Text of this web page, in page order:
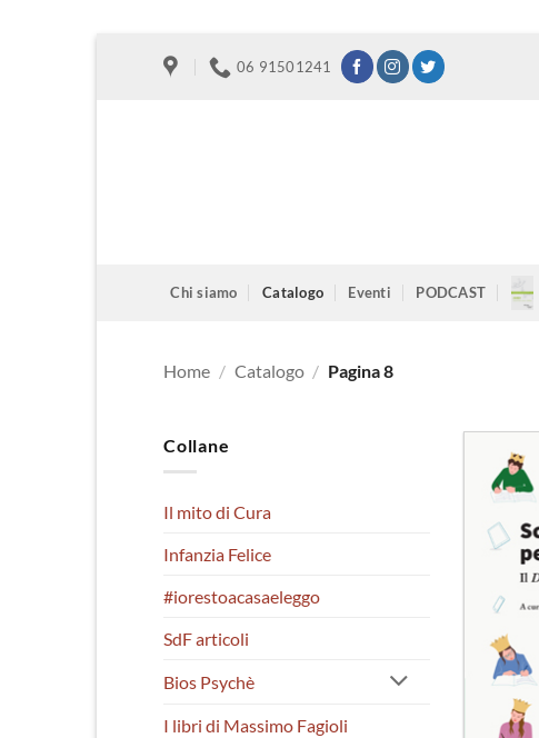
06 91501241
Chi siamo Catalogo Eventi PODCAST
Home / Catalogo / Pagina 8
Collane
Il mito di Cura
Infanzia Felice
#iorestoacasaeleggo
SdF articoli
Bios Psychè
I libri di Massimo Fagioli